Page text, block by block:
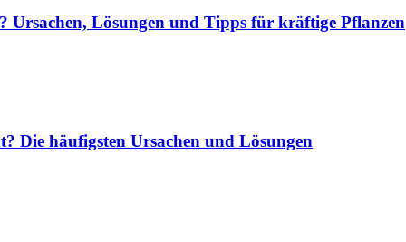
Ursachen, Lösungen und Tipps für kräftige Pflanzen
Die häufigsten Ursachen und Lösungen